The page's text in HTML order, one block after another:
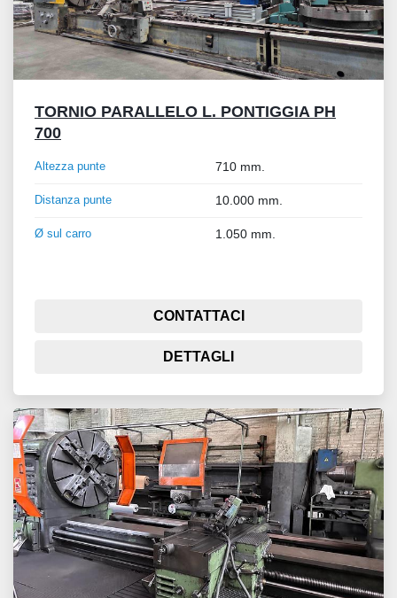
TORNIO PARALLELO L. PONTIGGIA PH
700
Altezza punte 710 mm.
Distanza punte 10.000 mm.
Ø sul carro 1.050 mm.
CONTATTACI
DETTAGLI